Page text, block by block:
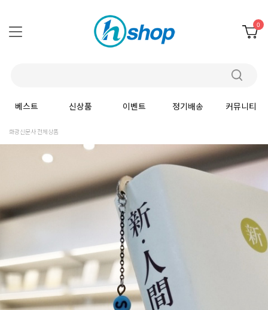
0
베스트 신상품 이벤트 정기배송 커뮤니티
화광신문사 전체상품